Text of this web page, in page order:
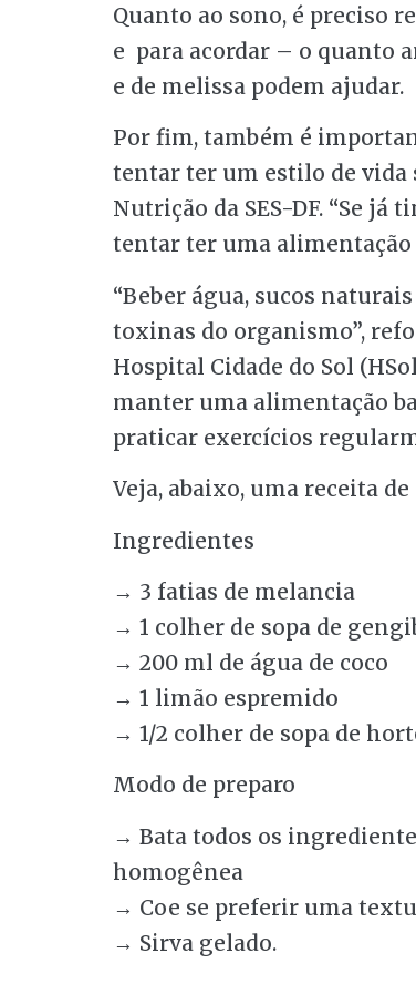
Quanto ao sono, é preciso
e para acordar – o quanto
e de melissa podem ajudar.
Por fim, também é
tentar ter um estilo de vida
Nutrição da SES-DF. “Se já
tentar ter uma alimentação
“Beber água, sucos
toxinas do organismo”,
Hospital Cidade do Sol
manter uma alimentação
praticar exercícios
Veja, abaixo, uma receita
Ingredientes
→ 3 fatias de melancia
→ 1 colher de sopa de
→ 200 ml de água de coco
→ 1 limão espremido
→ 1/2 colher de sopa de
Modo de preparo
→ Bata todos os
homogênea
→ Coe se preferir uma
→ Sirva gelado.